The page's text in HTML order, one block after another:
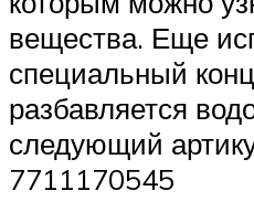
вещества. Еще
специальный
разбавляется
следующий
7711170545